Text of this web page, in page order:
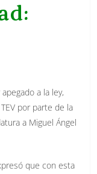
a la ley,
por parte de la
a Miguel Ángel
que con esta